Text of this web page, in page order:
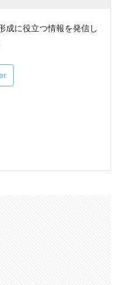
成に役立つ情報を発信し